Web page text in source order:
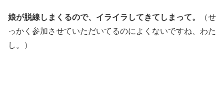
娘が脱線しまくるので、イライラしてきてしまって。
（せ
っかく参加させていただいてるのによくないですね、わた
し。）